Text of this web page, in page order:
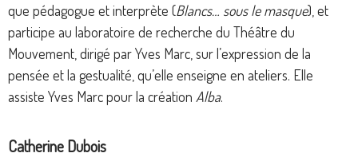
que pédagogue et interprète (Blancs… sous le masque), et
participe au laboratoire de recherche du Théâtre du
Mouvement, dirigé par Yves Marc, sur l’expression de la
pensée et la gestualité, qu’elle enseigne en ateliers. Elle
assiste Yves Marc pour la création Alba.
Catherine Dubois